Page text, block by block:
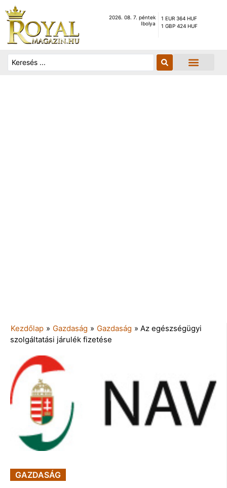
2026. 08. 7. péntek
Ibolya
1 EUR 364 HUF
1 GBP 424 HUF
Kezdőlap » Gazdaság » Gazdaság » Az egészségügyi
szolgáltatási járulék fizetése
GAZDASÁG